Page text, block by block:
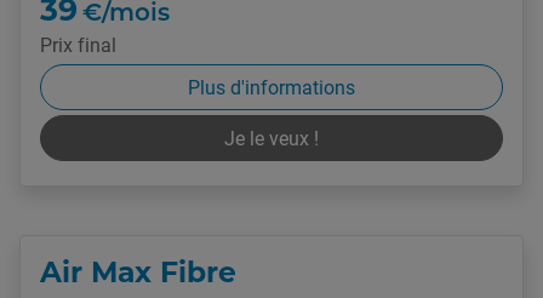
39 €/mois
Prix final
Plus d'informations
Je le veux !
Air Max Fibre